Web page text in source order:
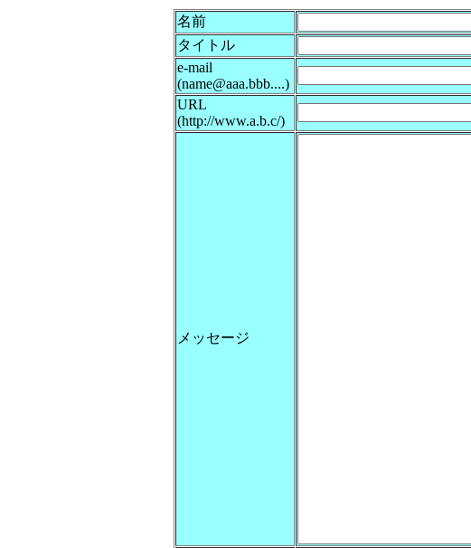
名前
タイトル
e-mail
(name@aaa.bbb....)
URL
(http://www.a.b.c/)
メッセージ